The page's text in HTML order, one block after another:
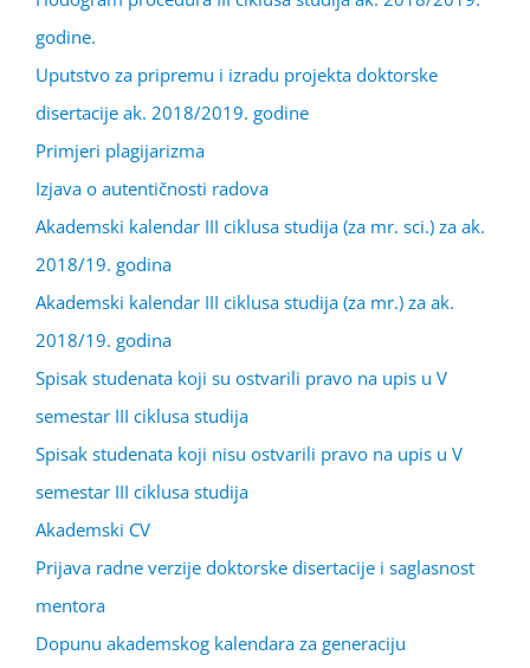
godine.
Uputstvo za pripremu i izradu projekta doktorske
disertacije ak. 2018/2019. godine
Primjeri plagijarizma
Izjava o autentičnosti radova
Akademski kalendar III ciklusa studija (za mr. sci.) za ak.
2018/19. godina
Akademski kalendar III ciklusa studija (za mr.) za ak.
2018/19. godina
Spisak studenata koji su ostvarili pravo na upis u V
semestar III ciklusa studija
Spisak studenata koji nisu ostvarili pravo na upis u V
semestar III ciklusa studija
Akademski CV
Prijava radne verzije doktorske disertacije i saglasnost
mentora
Dopunu akademskog kalendara za generaciju